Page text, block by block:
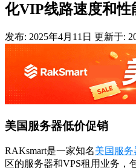
化VIP线路速度和性
发布: 2025年4月11日 更新于:
美国服务器低价促销
RAKsmart是一家知名美国服务
区的服务器和VPS租用业务，